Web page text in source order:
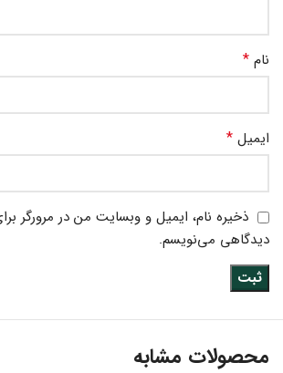
نام *
ایمیل *
ذخیره نام، ایمیل و وبسایت من در مرورگر
دیدگاهی می‌نویسم.
محصولات مشابه